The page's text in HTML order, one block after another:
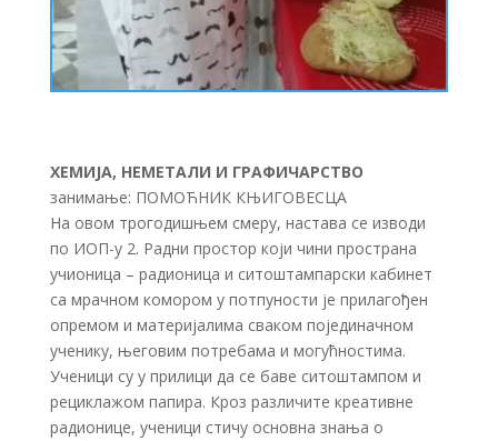
ХЕМИЈА, НЕМЕТАЛИ И ГРАФИЧАРСТВО
занимање: ПОМОЋНИК КЊИГОВЕСЦА
На овом трогодишњем смеру, настава се изводи
по ИОП-у 2. Радни простор који чини пространа
учионица – радионица и ситоштампарски кабинет
са мрачном комором у потпуности је прилагођен
опремом и материјалима сваком појединачном
ученику, његовим потребама и могућностима.
Ученици су у прилици да се баве ситоштампом и
рециклажом папира. Кроз различите креативне
радионице, ученици стичу основна знања о